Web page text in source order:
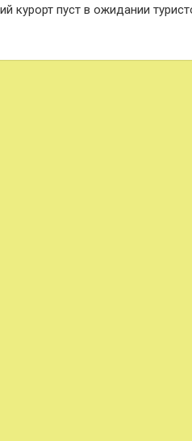
курорт пуст в ожидании